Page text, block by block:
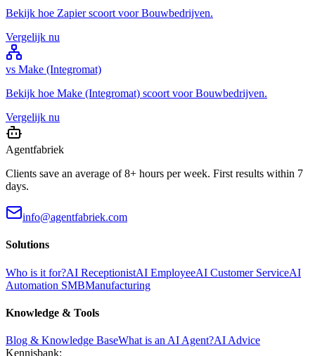
Bekijk hoe Zapierscoort voorBouwbedrijven.
Vergelijk nu
vs Make (Integromat)
Bekijk hoe Make (Integromat) scoort voorBouwbedrijven.
Vergelijk nu
Agentfabriek
Clients save an average of 8+ hours per week. First results within 7
days.
info@agentfabriek.com
Solutions
Who is it for?AI ReceptionistAI EmployeeAI Customer ServiceAI
Automation SMBManufacturing
Knowledge & Tools
Blog & Knowledge BaseWhat is an AI Agent?AI Advice
Kennisbank: